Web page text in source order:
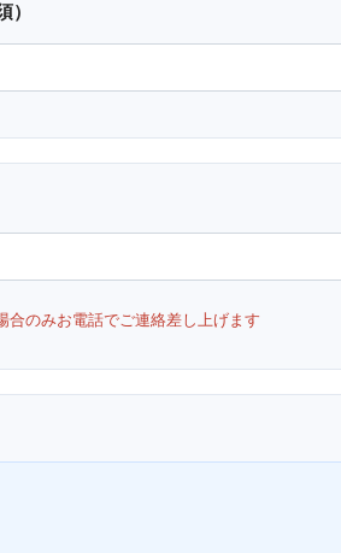
）
のみお電話でご連絡差し上げます